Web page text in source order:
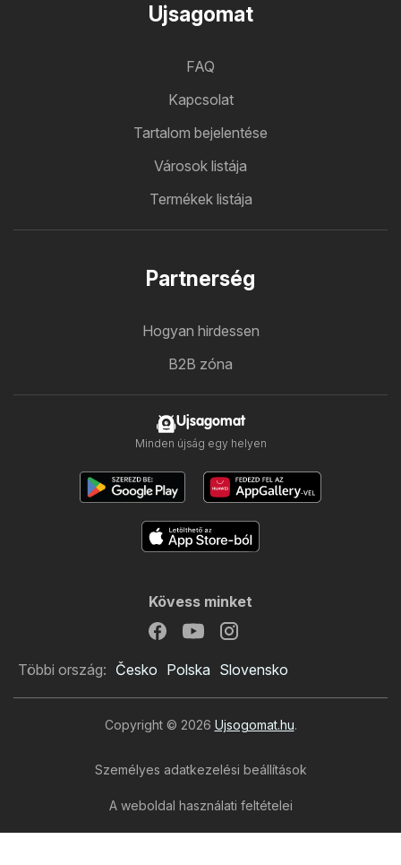
Ujsagomat
FAQ
Kapcsolat
Tartalom bejelentése
Városok listája
Termékek listája
Partnerség
Hogyan hirdessen
B2B zóna
Ujsagomat
Minden újság egy helyen
Kövess minket
Többi ország: Česko Polska Slovensko
Copyright © 2026 Ujsogomat.hu.
Személyes adatkezelési beállítások
A weboldal használati feltételei